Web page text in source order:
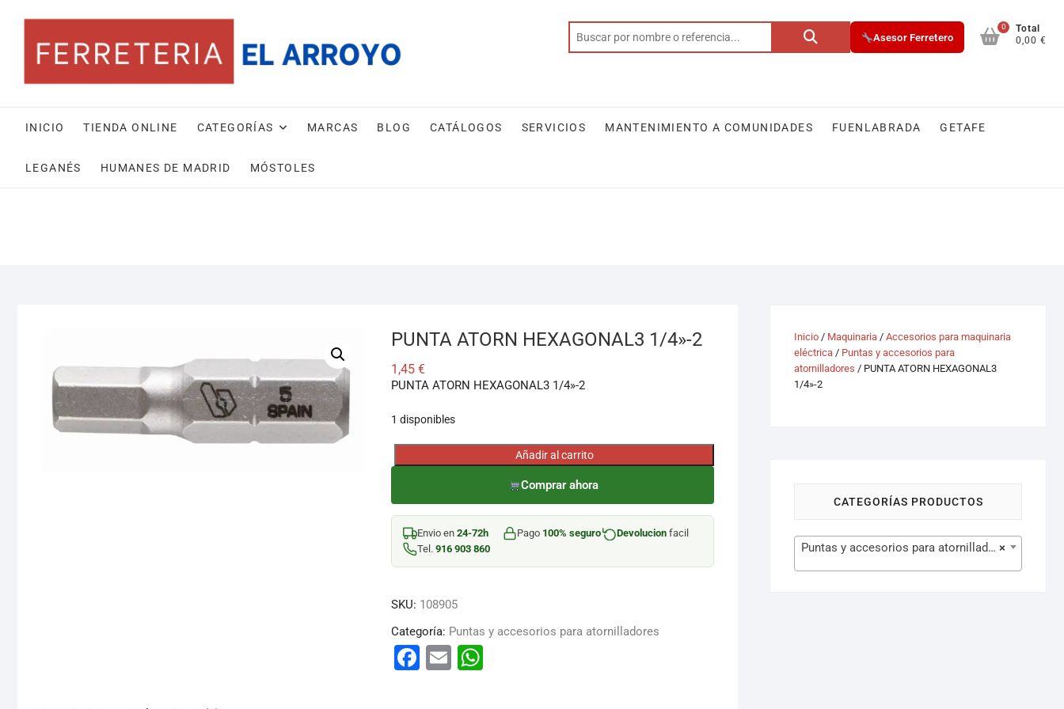
contenido
Buscar
Asesor Ferretero
0
Total
0,00 €
INICIO TIENDA ONLINE CATEGORÍAS MARCAS BLOG CATÁLOGOS SERVICIOS MANTENIMIENTO A COMUNIDADES FUENLABRADA GETAFE
LEGANÉS HUMANES DE MADRID MÓSTOLES
PUNTA ATORN HEXAGONAL3 1/4»-2
1,45 €
PUNTA ATORN HEXAGONAL3 1/4»-2
1 disponibles
PUNTA
HEXAGONAL3
1/4''-2
cantidad
Añadir al carrito
Comprar ahora
Envio en 24-72h Pago 100% seguro Devolucion facil
Tel. 916 903 860
SKU: 108905
Categoría: Puntas y accesorios para atornilladores
F
E
Inicio / Maquinaria / Accesorios para maquinaria
eléctrica / Puntas y accesorios para
atornilladores / PUNTA ATORN HEXAGONAL3
1/4»-2
CATEGORÍAS PRODUCTOS
×
Puntas y accesorios para atornilladores (370)